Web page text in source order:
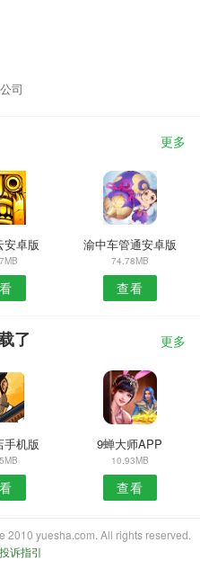
司
更多
安卓版 渝中车管通安卓版
74.78MB
查看
了 更多
手机版 9蝉大师APP
10.93MB
查看
yuesha.com. All rights reserved.
诉指引